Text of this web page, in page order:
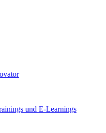
und E-Learnings